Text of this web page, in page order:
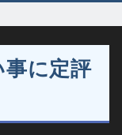
事に定評